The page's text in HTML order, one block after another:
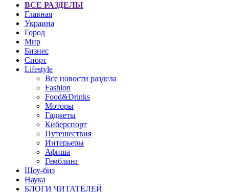
ВСЕ РАЗДЕЛЫ
Главная
Украина
Город
Мир
Бизнес
Спорт
Lifestyle
Все новости раздела
Fashion
Food&Drinks
Моторы
Гаджеты
Киберспорт
Путешествия
Интерьеры
Афиша
Гемблинг
Шоу-биз
Наука
БЛОГИ ЧИТАТЕЛЕЙ